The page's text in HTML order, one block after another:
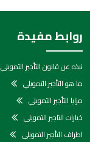
روابط مفيدة
نبذه عن قانون التأجير التمويلي
ما هو التأجير التمويلي
مزايا التأجير التمويلي
خيارات التاجير التمويلي
اطراف التأجير التمويلي